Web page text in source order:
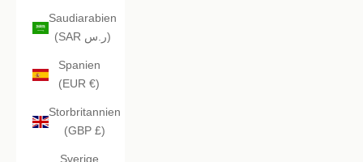
Saudiarabien
(SAR ر.س)
Spanien
(EUR €)
Storbritannien
(GBP £)
Sverige